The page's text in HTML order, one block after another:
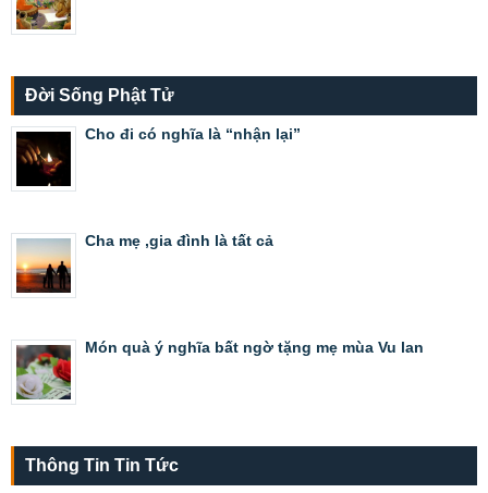
Đời Sống Phật Tử
Cho đi có nghĩa là “nhận lại”
Cha mẹ ,gia đình là tất cả
Món quà ý nghĩa bất ngờ tặng mẹ mùa Vu lan
Thông Tin Tin Tức